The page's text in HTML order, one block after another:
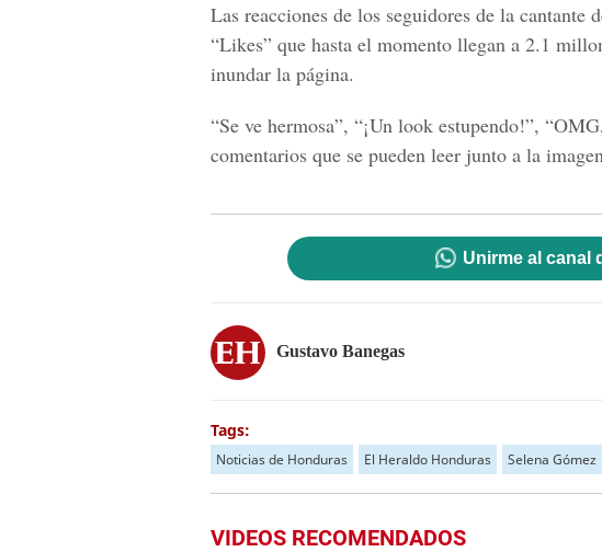
Las reacciones de los seguidores de la cantante
“Likes” que hasta el momento llegan a 2.1
inundar la página.
“Se ve hermosa”, “¡Un look estupendo!”, “
comentarios que se pueden leer junto a la
Unirme al canal
Gustavo Banegas
Tags:
Noticias de Honduras El Heraldo Honduras Selena Gómez
VIDEOS RECOMENDADOS